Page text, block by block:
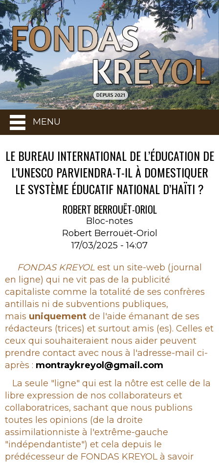
MENU
LE BUREAU INTERNATIONAL DE L’ÉDUCATION DE
L’UNESCO PARVIENDRA-T-IL À DOMESTIQUER
LE SYSTÈME ÉDUCATIF NATIONAL D’HAÏTI ?
ROBERT BERROUËT-ORIOL
Bloc-notes
Robert Berrouët-Oriol
17/03/2025 - 14:07
Rubrique
FONDAS KREYOL est un site-web (journal
en ligne) qui ne vit pas de la publicité
capitaliste comme la totalité de ses confrères
antillais ni de subventions publiques,
mais uniquement de l'aide émanant de ses
rédacteurs (trices) et surtout amis (es). Celles et
ceux qui souhaiteraient nous aider peuvent
prendre contact avec nous à l'adresse-mail ci-
après : montraykreyol@gmail.com
La seule "ligne" qui est la nôtre est celle de la
libre expression de nos collaborateurs et
collaboratrices, sachant que nous publions
toutes les opinions (de la droite
assimilationniste à l'extrême-gauche
"indépendantiste") et cela depuis le
prédécesseur de FONDAS KREYOL à savoir